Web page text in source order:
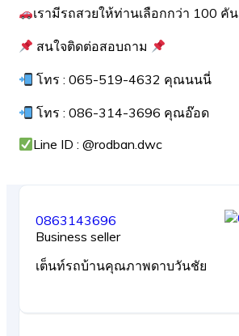
เรามีรถสวยให้ท่านเลือกกว่า 100 คัน
สนใจติดต่อสอบถาม
โทร : 065-519-4632 คุณนนนี่
โทร : 086-314-3696 คุณอ๊อด
Line ID : @rodban.dwc​
0863143696
Business seller
เต็นท์รถบ้านคุณภาพดาบวันชัย